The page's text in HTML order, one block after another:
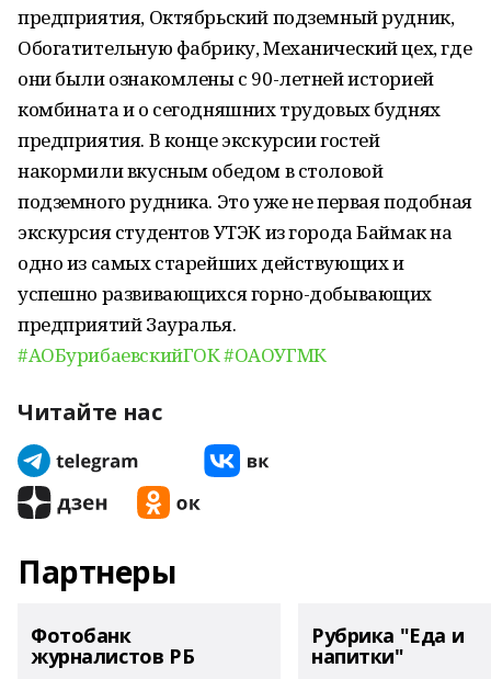
предприятия, Октябрьский подземный рудник,
Обогатительную фабрику, Механический цех, где
они были ознакомлены с 90-летней историей
комбината и о сегодняшних трудовых буднях
предприятия. В конце экскурсии гостей
накормили вкусным обедом в столовой
подземного рудника. Это уже не первая подобная
экскурсия студентов УТЭК из города Баймак на
одно из самых старейших действующих и
успешно развивающихся горно-добывающих
предприятий Зауралья.
#АОБурибаевскийГОК#ОАОУГМК
Читайте нас
Партнеры
Фотобанк
журналистов РБ
Рубрика "Еда и
напитки"